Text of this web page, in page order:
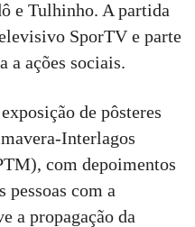
e Tulhinho. A partida
SporTV e parte
a ações sociais.
de pôsteres
Interlagos
com depoimentos
pessoas com a
a propagação da